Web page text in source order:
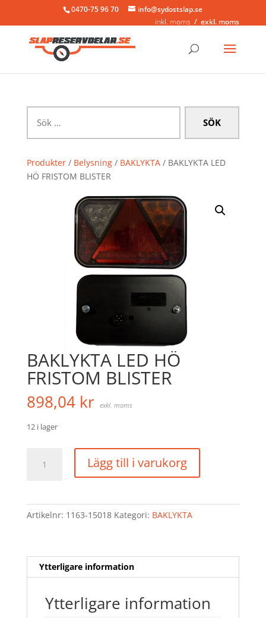
0470-75 96 70
info@sydostslap.se
inkl. moms
exkl. moms
efter:
Produkter/ Belysning/ BAKLYKTA/ BAKLYKTA LED
HÖ FRISTOM BLISTER
BAKLYKTA LED HÖ
FRISTOM BLISTER
898,04 kr exkl. moms
12 i lager
Lägg till i varukorg
Artikelnr: 1163-15018 Kategori: BAKLYKTA
Ytterligare information
Ytterligare information